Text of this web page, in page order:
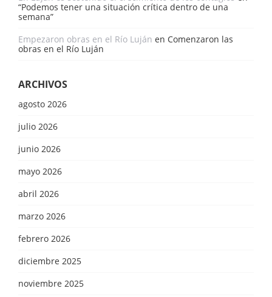
“Podemos tener una situación crítica dentro de una
semana”
Empezaron obras en el Río Luján en Comenzaron las
obras en el Río Luján
ARCHIVOS
agosto 2026
julio 2026
junio 2026
mayo 2026
abril 2026
marzo 2026
febrero 2026
diciembre 2025
noviembre 2025